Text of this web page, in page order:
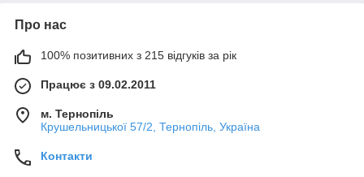
Про нас
100% позитивних з 215 відгуків за рік
Працює з 09.02.2011
м. Тернопіль
Крушельницької 57/2, Тернопіль, Україна
Контакти